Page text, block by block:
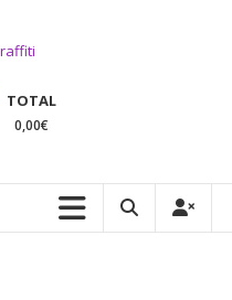
TOTAL
0,00€